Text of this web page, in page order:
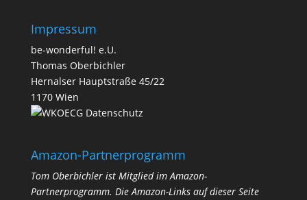
Impressum
be-wonderful! e.U.
Thomas Oberbichler
Hernalser Hauptstraße 45/22
1170 Wien
Datenschutz
Amazon-Partnerprogramm
Tom Oberbichler ist Mitglied im Amazon-
Partnerprogramm. Die Amazon-Links auf dieser Seite